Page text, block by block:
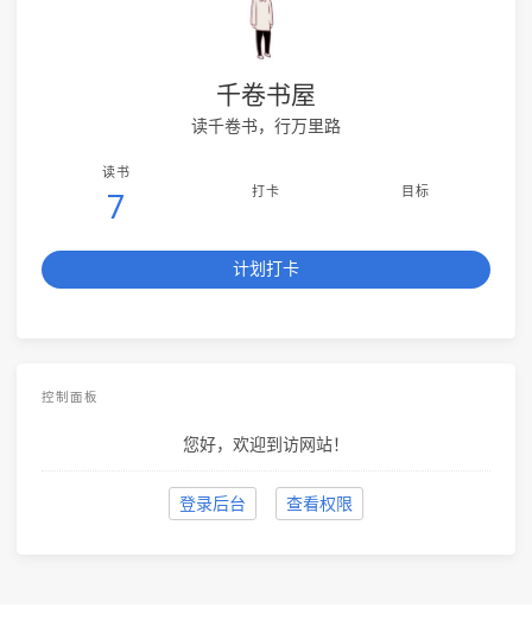
千卷书屋
读千卷书，行万里路
读书
7 打卡 目标
计划打卡
控制面板
您好，欢迎到访网站！
登录后台 查看权限